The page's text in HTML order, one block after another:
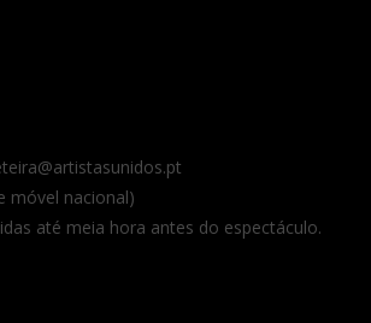
móvel nacional)
até meia hora antes do espectáculo.